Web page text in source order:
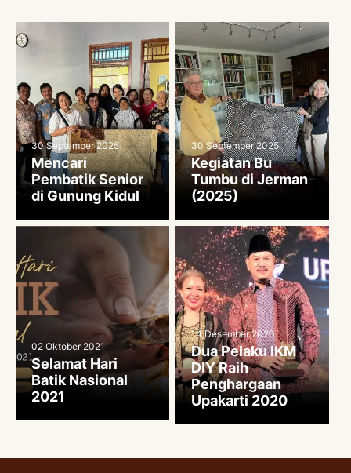
30 September 2025
Mencari
Pembatik Senior
di Gunung Kidul
30 September 2025
Kegiatan Bu
Tumbu di Jerman
(2025)
02 Oktober 2021
Selamat Hari
Batik Nasional
2021
14 Desember 2020
Dua Pelaku IKM
DIY Raih
Penghargaan
Upakarti 2020